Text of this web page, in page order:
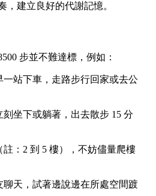
，建立良好的代謝記憶。
步並不難達標，例如：
站下車，走路步行回家或去公
坐下或躺著，出去散步 15 分
：2 到 5 樓），不妨儘量爬樓
天，試著邊說邊在所處空間踱